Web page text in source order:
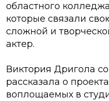
областного
которые связали
сложной и
актер.
Виктория Дригола
рассказала о
воплощаемых в